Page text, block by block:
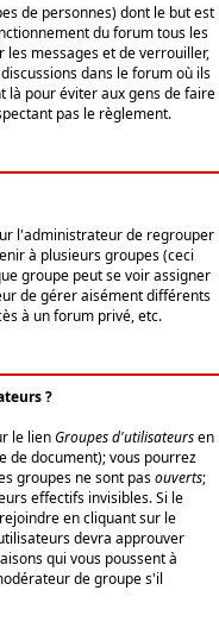
de personnes) dont le but est
du forum tous les
messages et de verrouiller,
dans le forum où ils
là pour éviter aux gens de faire
pas le règlement.
l'administrateur de regrouper
à plusieurs groupes (ceci
groupe peut se voir assigner
de gérer aisément différents
à un forum privé, etc.
?
le lienGroupes d'utilisateursen
de document); vous pourrez
groupes ne sont pasouverts;
effectifs invisibles. Si le
en cliquant sur le
devra approuver
qui vous poussent à
de groupe s'il